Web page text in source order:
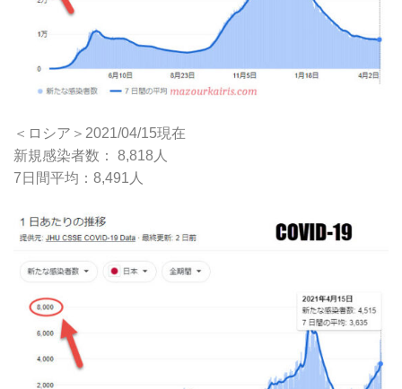
＜ロシア＞2021/04/15現在
新規感染者数： 8,818人
7日間平均：8,491人